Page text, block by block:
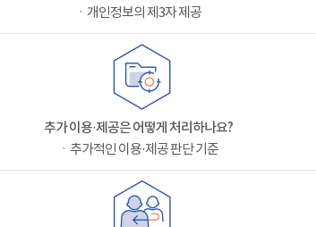
ㆍ개인정보의 제3자 제공
추가 이용·제공은 어떻게 처리하나요?
ㆍ추가적인 이용·제공 판단 기준